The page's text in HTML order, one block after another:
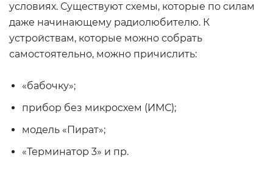
условиях. Существуют схемы, которые по силам
даже начинающему радиолюбителю. К
устройствам, которые можно собрать
самостоятельно, можно причислить:
«бабочку»;
прибор без микросхем (ИМС);
модель «Пират»;
«Терминатор 3» и пр.